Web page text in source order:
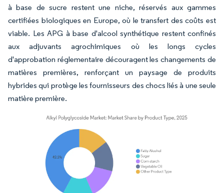
à base de sucre restent une niche, réservés aux gammes
certifiées biologiques en Europe, où le transfert des coûts est
viable. Les APG à base d'alcool synthétique restent confinés
aux adjuvants agrochimiques où les longs cycles
d'approbation réglementaire découragent les changements de
matières premières, renforçant un paysage de produits
hybrides qui protège les fournisseurs des chocs liés à une seule
matière première.